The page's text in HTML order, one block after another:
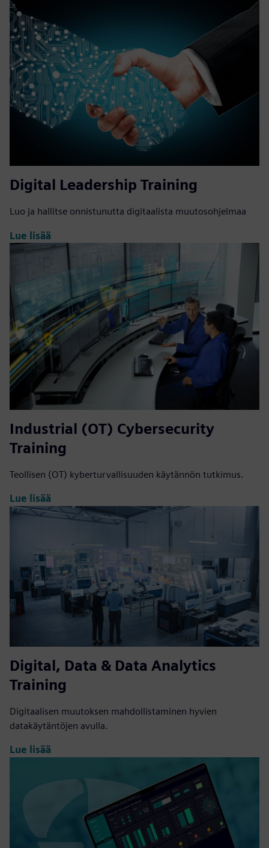
Digital Leadership Training
Luo ja hallitse onnistunutta digitaalista muutosohjelmaa
Lue lisää
Industrial (OT) Cybersecurity
Training
Teollisen (OT) kyberturvallisuuden käytännön tutkimus.
Lue lisää
Digital, Data & Data Analytics
Training
Digitaalisen muutoksen mahdollistaminen hyvien
datakäytäntöjen avulla.
Lue lisää